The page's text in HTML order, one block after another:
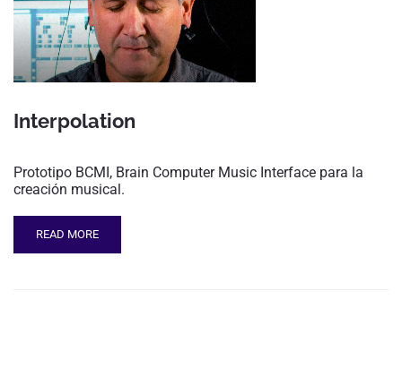
Interpolation
Prototipo BCMI, Brain Computer Music Interface para la
creación musical.
READ MORE